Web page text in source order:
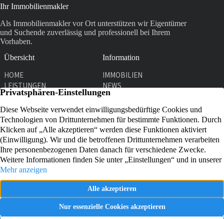
Ihr Immobilienmakler
Als Immobilienmakler vor Ort unterstützen wir Eigentümer
und Suchende zuverlässig und professionell bei Ihrem
Vorhaben.
Übersicht
HOME
LEISTUNGEN
UNTERNEHMEN
Information
IMMOBILIEN
NEWS
KONTAKT
Kontakt
Graf-Adolf-Str. 31
51429 Bergisch Gladbach
02204 911761
E-MAIL SENDEN